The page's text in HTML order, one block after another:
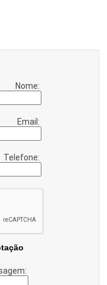
Nome:
Email:
Telefone: